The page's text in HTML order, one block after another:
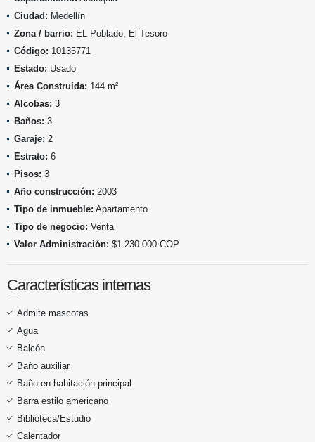
Ciudad: Medellín
Zona / barrio: EL Poblado, El Tesoro
Código: 10135771
Estado: Usado
Área Construida: 144 m²
Alcobas: 3
Baños: 3
Garaje: 2
Estrato: 6
Pisos: 3
Año construcción: 2003
Tipo de inmueble: Apartamento
Tipo de negocio: Venta
Valor Administración: $1.230.000 COP
Características internas
Admite mascotas
Agua
Balcón
Baño auxiliar
Baño en habitación principal
Barra estilo americano
Biblioteca/Estudio
Calentador